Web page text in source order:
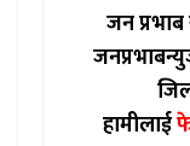
जन प्रभाब
हामीलाई